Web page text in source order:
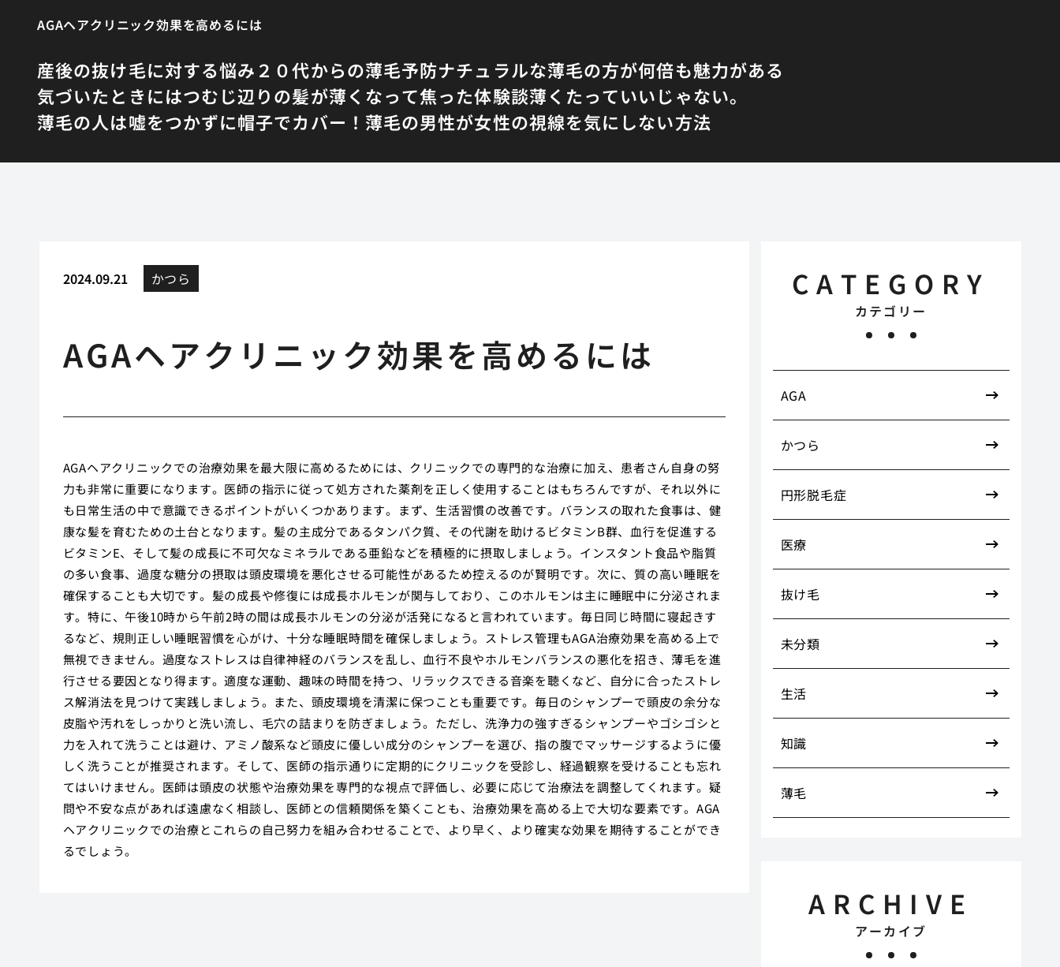
AGAヘアクリニック効果を高めるには
産後の抜け毛に対する悩み ２０代からの薄毛予防ナチュラルな薄毛の方が何倍も魅力がある
気づいたときにはつむじ辺りの髪が薄くなって焦った体験談薄くたっていいじゃない。
薄毛の人は嘘をつかずに帽子でカバー！ 薄毛の男性が女性の視線を気にしない方法
2024.09.21 かつら
AGAヘアクリニック効果を高めるには
AGAヘアクリニックでの治療効果を最大限に高めるためには、クリニックでの専門的な治療に加え、患者さん自身の努
力も非常に重要になります。医師の指示に従って処方された薬剤を正しく使用することはもちろんですが、それ以外に
も日常生活の中で意識できるポイントがいくつかあります。まず、生活習慣の改善です。バランスの取れた食事は、健
康な髪を育むための土台となります。髪の主成分であるタンパク質、その代謝を助けるビタミンB群、血行を促進する
ビタミンE、そして髪の成長に不可欠なミネラルである亜鉛などを積極的に摂取しましょう。インスタント食品や脂質
の多い食事、過度な糖分の摂取は頭皮環境を悪化させる可能性があるため控えるのが賢明です。次に、質の高い睡眠を
確保することも大切です。髪の成長や修復には成長ホルモンが関与しており、このホルモンは主に睡眠中に分泌されま
す。特に、午後10時から午前2時の間は成長ホルモンの分泌が活発になると言われています。毎日同じ時間に寝起きす
るなど、規則正しい睡眠習慣を心がけ、十分な睡眠時間を確保しましょう。ストレス管理もAGA治療効果を高める上で
無視できません。過度なストレスは自律神経のバランスを乱し、血行不良やホルモンバランスの悪化を招き、薄毛を進
行させる要因となり得ます。適度な運動、趣味の時間を持つ、リラックスできる音楽を聴くなど、自分に合ったストレ
ス解消法を見つけて実践しましょう。また、頭皮環境を清潔に保つことも重要です。毎日のシャンプーで頭皮の余分な
皮脂や汚れをしっかりと洗い流し、毛穴の詰まりを防ぎましょう。ただし、洗浄力の強すぎるシャンプーやゴシゴシと
力を入れて洗うことは避け、アミノ酸系など頭皮に優しい成分のシャンプーを選び、指の腹でマッサージするように優
しく洗うことが推奨されます。そして、医師の指示通りに定期的にクリニックを受診し、経過観察を受けることも忘れ
てはいけません。医師は頭皮の状態や治療効果を専門的な視点で評価し、必要に応じて治療法を調整してくれます。疑
問や不安な点があれば遠慮なく相談し、医師との信頼関係を築くことも、治療効果を高める上で大切な要素です。AGA
ヘアクリニックでの治療とこれらの自己努力を組み合わせることで、より早く、より確実な効果を期待することができ
るでしょう。
CATEGORY
カテゴリー
AGA
かつら
円形脱毛症
医療
抜け毛
未分類
生活
知識
薄毛
ARCHIVE
アーカイブ